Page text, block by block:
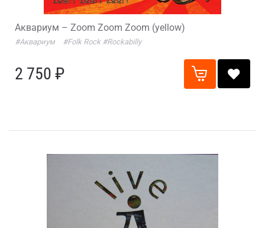
Аквариум – Zoom Zoom Zoom (yellow)
#Аквариум #Folk Rock #Rockabilly
2 750 ₽